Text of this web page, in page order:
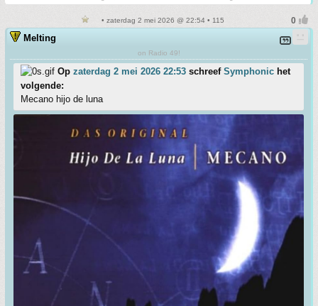
• zaterdag 2 mei 2026 @ 22:54 • 115
Melting
on Radio 49!
Op zaterdag 2 mei 2026 22:53 schreef Symphonic het
volgende:
Mecano hijo de luna